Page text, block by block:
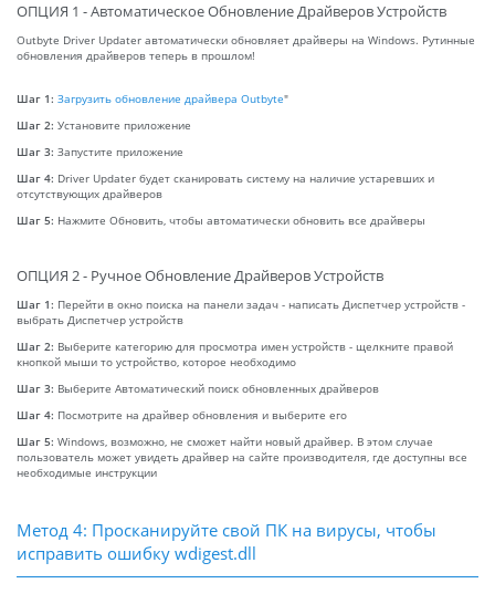
ОПЦИЯ 1 - Автоматическое Обновление Драйверов Устройств
Outbyte Driver Updater автоматически обновляет драйверы на Windows. Рутинные
обновления драйверов теперь в прошлом!
Шаг 1: Загрузить обновление драйвера Outbyte"
Шаг 2: Установите приложение
Шаг 3: Запустите приложение
Шаг 4: Driver Updater будет сканировать систему на наличие устаревших и
отсутствующих драйверов
Шаг 5: Нажмите Обновить, чтобы автоматически обновить все драйверы
ОПЦИЯ 2 - Ручное Обновление Драйверов Устройств
Шаг 1: Перейти в окно поиска на панели задач - написать Диспетчер устройств -
выбрать Диспетчер устройств
Шаг 2: Выберите категорию для просмотра имен устройств - щелкните правой
кнопкой мыши то устройство, которое необходимо
Шаг 3: Выберите Автоматический поиск обновленных драйверов
Шаг 4: Посмотрите на драйвер обновления и выберите его
Шаг 5: Windows, возможно, не сможет найти новый драйвер. В этом случае
пользователь может увидеть драйвер на сайте производителя, где доступны все
необходимые инструкции
Метод 4: Просканируйте свой ПК на вирусы, чтобы
исправить ошибку wdigest.dll